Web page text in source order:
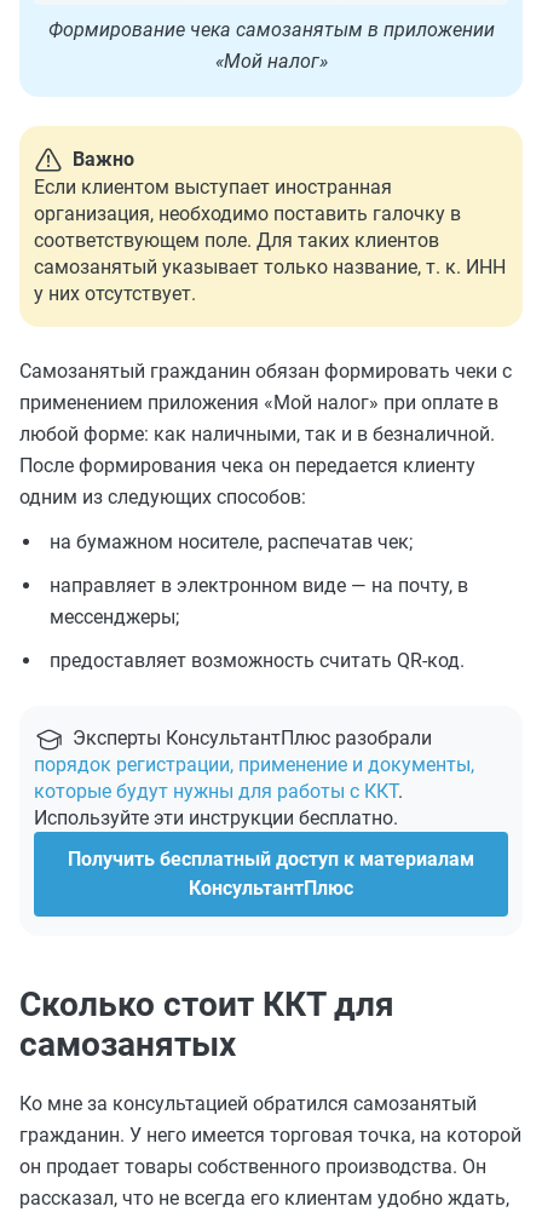
Формирование чека самозанятым в приложении
«Мой налог»
Важно
Если клиентом выступает иностранная
организация, необходимо поставить галочку в
соответствующем поле. Для таких клиентов
самозанятый указывает только название, т. к. ИНН
у них отсутствует.
Самозанятый гражданин обязан формировать чеки с
применением приложения «Мой налог» при оплате в
любой форме: как наличными, так и в безналичной.
После формирования чека он передается клиенту
одним из следующих способов:
на бумажном носителе, распечатав чек;
направляет в электронном виде — на почту, в
мессенджеры;
предоставляет возможность считать QR-код.
Эксперты КонсультантПлюс разобрали
порядок регистрации, применение и документы,
которые будут нужны для работы с ККТ.
Используйте эти инструкции бесплатно.
Получить бесплатный доступ к материалам
КонсультантПлюс
Сколько стоит ККТ для
самозанятых
Ко мне за консультацией обратился самозанятый
гражданин. У него имеется торговая точка, на которой
он продает товары собственного производства. Он
рассказал, что не всегда его клиентам удобно ждать,